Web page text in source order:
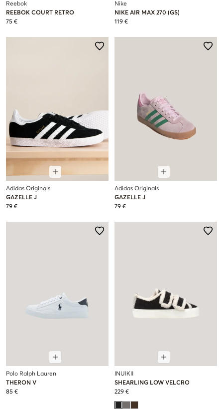
Reebok
REEBOK COURT RETRO
75 €
Nike
NIKE AIR MAX 270 (GS)
119 €
Adidas Originals
GAZELLE J
79 €
Adidas Originals
GAZELLE J
79 €
Polo Ralph Lauren
THERON V
85 €
INUIKII
SHEARLING LOW VELCRO
229 €